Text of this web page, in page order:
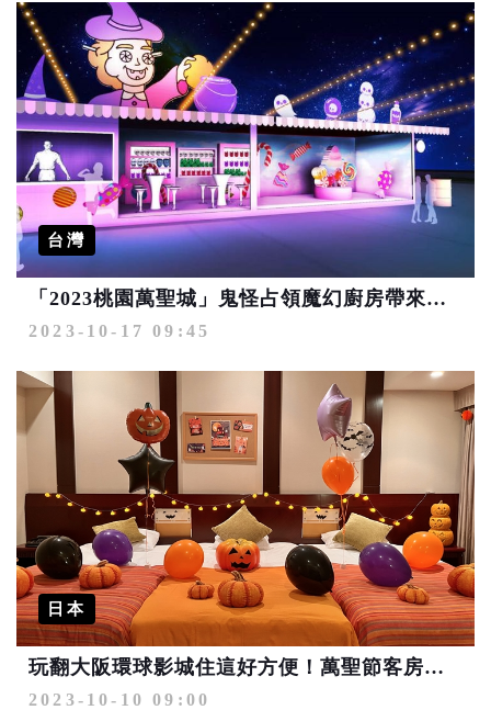
台灣
「2023桃園萬聖城」鬼怪占領魔幻廚房帶來驚奇美食
2023-10-17 09:45
日本
玩翻大阪環球影城住這好方便！萬聖節客房搗蛋登場
2023-10-10 09:00